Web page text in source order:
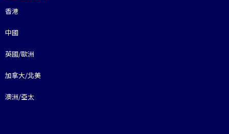
香港
中國
英國/歐洲
加拿大/北美
澳洲/亞太